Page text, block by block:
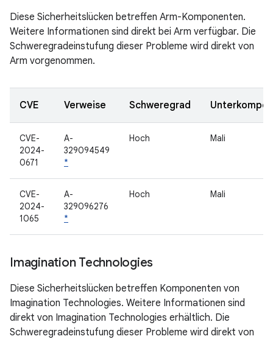
Diese Sicherheitslücken betreffen Arm-Komponenten.
Weitere Informationen sind direkt bei Arm verfügbar. Die
Schweregradeinstufung dieser Probleme wird direkt von
Arm vorgenommen.
CVE Verweise Schweregrad
CVE-
2024-
0671
A-
329094549
*
Hoch Mali
CVE-
2024-
1065
A-
329096276
*
Hoch Mali
Imagination Technologies
Diese Sicherheitslücken betreffen Komponenten von
Imagination Technologies. Weitere Informationen sind
direkt von Imagination Technologies erhältlich. Die
Schweregradeinstufung dieser Probleme wird direkt von